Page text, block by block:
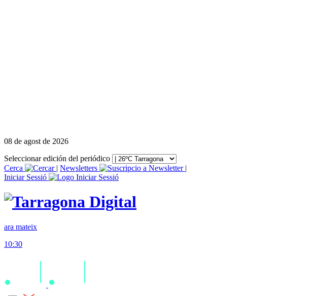
08 de agost de 2026
Seleccionar edición del periódico
Cerca
| Newsletters
|
Iniciar Sessió
ara mateix
10:30